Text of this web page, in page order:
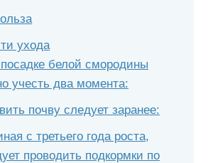
ухода
белой смородины
учесть два момента:
почву следует заранее:
с третьего года роста,
проводить подкормки по